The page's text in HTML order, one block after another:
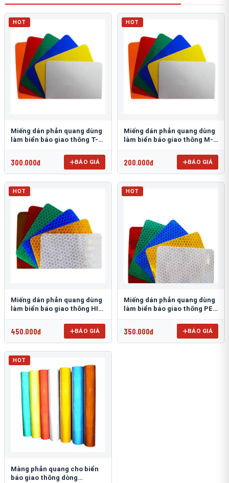
HOT
Miếng dán phản quang dùng
làm biển báo giao thông T-
300.000đ BÁO GIÁ
HOT
Miếng dán phản quang dùng
làm biển báo giao thông M-
200.000đ BÁO GIÁ
HOT
Miếng dán phản quang dùng
làm biển báo giao thông HIP
450.000đ BÁO GIÁ
HOT
Miếng dán phản quang dùng
làm biển báo giao thông PEG
350.000đ BÁO GIÁ
HOT
Màng phản quang cho biển
báo giao thông dòng